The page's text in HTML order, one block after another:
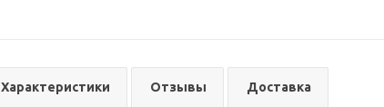
Характеристики Отзывы Доставка